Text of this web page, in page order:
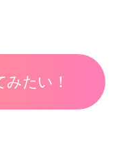
たい！